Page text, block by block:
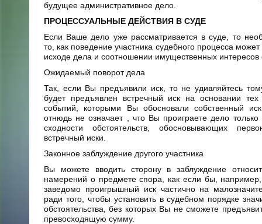
будущее административное дело.
ПРОЦЕССУАЛЬНЫЕ ДЕЙСТВИЯ В СУДЕ
Если Ваше дело уже рассматривается в суде, то
то, как поведение участника судебного процесса может
исходе дела и соотношении имущественных интересов
Ожидаемый поворот дела
Так, если Вы предъявили иск, то не удивляйтесь
будет предъявлен встречный иск на основании
событий, которыми Вы обосновали собственный
отнюдь не означает , что Вы проиграете дело только
сходности обстоятельств, обосновывающих
встречный иски.
Законное заблуждение другого участника
Вы можете вводить сторону в заблуждение
намерений о предмете спора, как если бы,
заведомо проигрышный иск частично на
ради того, чтобы установить в судебном порядке
обстоятельства, без которых Вы не сможете
превосходящую сумму.